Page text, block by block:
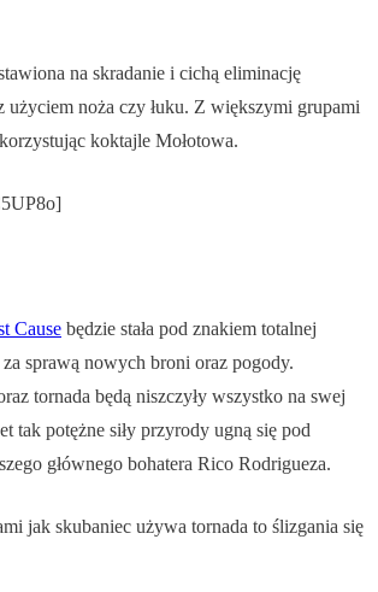
na skradanie i cichą eliminację
noża czy łuku. Z większymi grupami
koktajle Mołotowa.
Cause będzie stała pod znakiem totalnej
sprawą nowych broni oraz pogody.
tornada będą niszczyły wszystko na swej
tak potężne siły przyrody ugną się pod
głównego bohatera Rico Rodrigueza.
jak skubaniec używa tornada to ślizgania się